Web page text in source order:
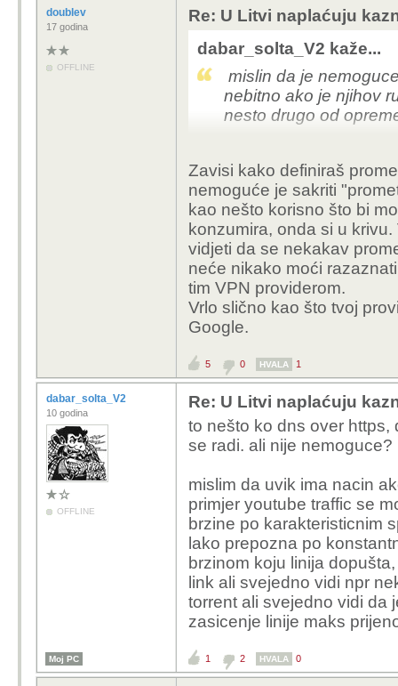
doublev
17 godina
OFFLINE
Re: U Litvi naplaćuju
dabar_solta_V2 kaže...
mislin da je
nebitno ako je njihov
nesto drugo od
Zavisi kako definiraš
nemoguće je sakriti
kao nešto korisno što bi
konzumira, onda si u
vidjeti da se nekakav
neće nikako moći
tim VPN providerom.
Vrlo slično kao što tvoj
Google.
5 0 HVALA 1
dabar_solta_V2
10 godina
OFFLINE
Re: U Litvi naplaćuju
to nešto ko dns over https,
se radi. ali nije nemoguce?
mislim da uvik ima nacin
primjer youtube traffic se
brzine po karakteristicnim
lako prepozna po
brzinom koju linija
link ali svejedno vidi npr
torrent ali svejedno vidi da
zasicenje linije maks
Moj PC 1 2 HVALA 0